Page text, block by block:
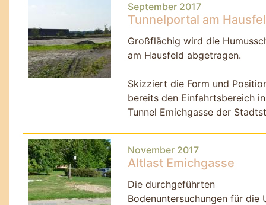
September 2017
Tunnelportal am
Großflächig wird die
am Hausfeld abgetragen.
Skizziert die Form und
bereits den Einfahrtsbereich
Tunnel Emichgasse der
November 2017
Altlast Emichgasse
Die durchgeführten
Bodenuntersuchungen für die